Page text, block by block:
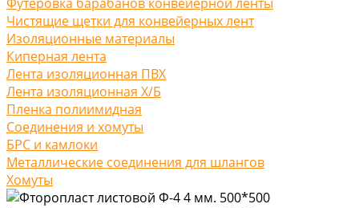
Чистящие щетки для конвейерных лент
Изоляционные материалы
Киперная лента
Лента изоляционная ПВХ
Лента изоляционная Х/Б
Пленка полиимидная
Соединения и хомуты
БРС и камлоки
Металлические соединения для шлангов
Хомуты